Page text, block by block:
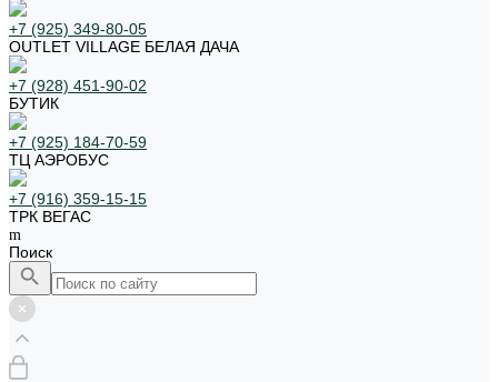
+7 (925) 349-80-05
OUTLET VILLAGE БЕЛАЯ ДАЧА
+7 (928) 451-90-02
БУТИК
+7 (925) 184-70-59
ТЦ АЭРОБУС
+7 (916) 359-15-15
ТРК ВЕГАС
Поиск